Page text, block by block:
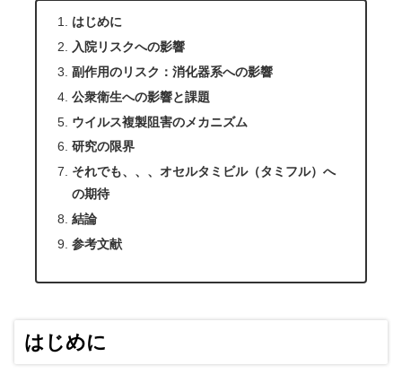
はじめに
入院リスクへの影響
副作用のリスク：消化器系への影響
公衆衛生への影響と課題
ウイルス複製阻害のメカニズム
研究の限界
それでも、、、オセルタミビル（タミフル）へ
の期待
結論
参考文献
はじめに